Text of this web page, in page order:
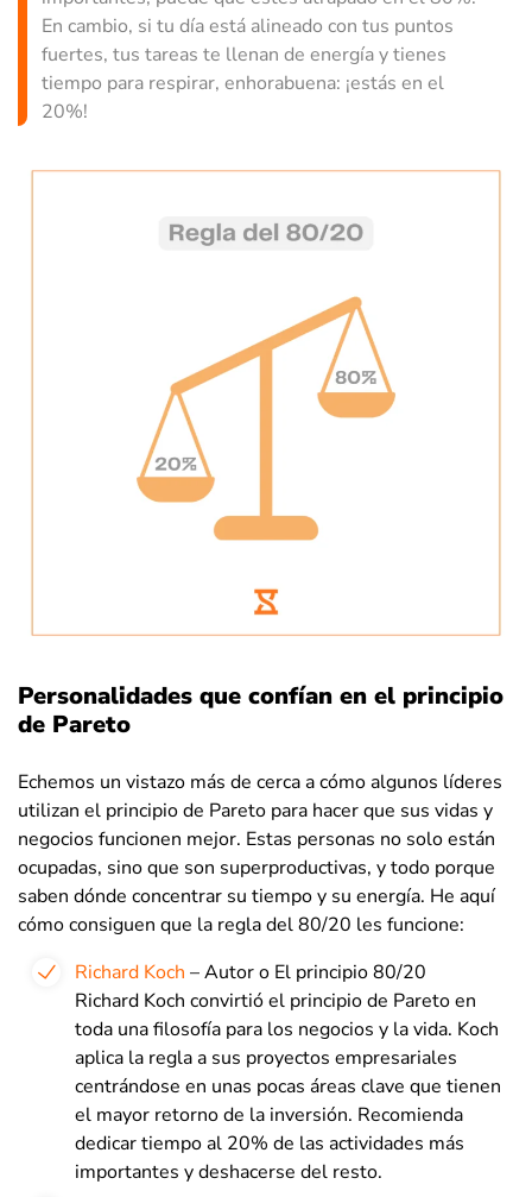
En cambio, si tu día está alineado con tus puntos
fuertes, tus tareas te llenan de energía y tienes
tiempo para respirar, enhorabuena: ¡estás en el
20%!
Personalidades que confían en el principio
de Pareto
Echemos un vistazo más de cerca a cómo algunos líderes
utilizan el principio de Pareto para hacer que sus vidas y
negocios funcionen mejor. Estas personas no solo están
ocupadas, sino que son superproductivas, y todo porque
saben dónde concentrar su tiempo y su energía. He aquí
cómo consiguen que la regla del 80/20 les funcione:
Richard Koch – Autor o El principio 80/20
Richard Koch convirtió el principio de Pareto en
toda una filosofía para los negocios y la vida. Koch
aplica la regla a sus proyectos empresariales
centrándose en unas pocas áreas clave que tienen
el mayor retorno de la inversión. Recomienda
dedicar tiempo al 20% de las actividades más
importantes y deshacerse del resto.